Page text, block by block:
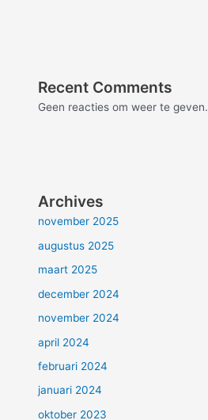
Recent Comments
Geen reacties om weer te geven.
Archives
november 2025
augustus 2025
maart 2025
december 2024
november 2024
april 2024
februari 2024
januari 2024
oktober 2023